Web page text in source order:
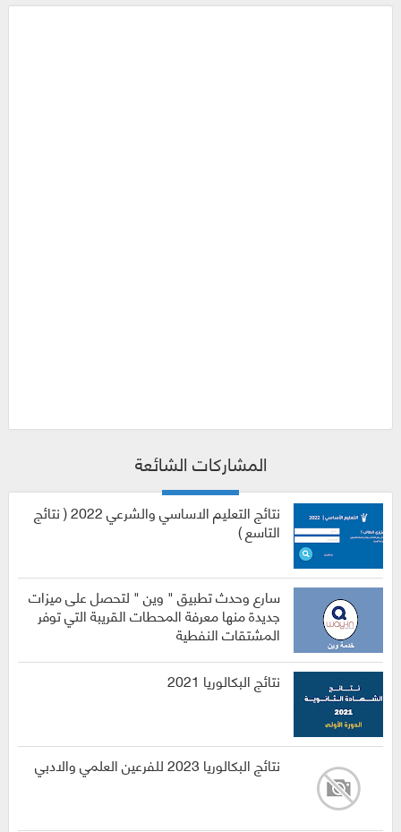
المشاركات الشائعة
نتائج التعليم الاساسي والشرعي 2022 ( نتائج
التاسع )
سارع وحدث تطبيق " وين " لتحصل على ميزات
جديدة منها معرفة المحطات القريبة التي توفر
المشتقات النفطية
نتائج البكالوريا 2021
نتائج البكالوريا 2023 للفرعين العلمي والادبي